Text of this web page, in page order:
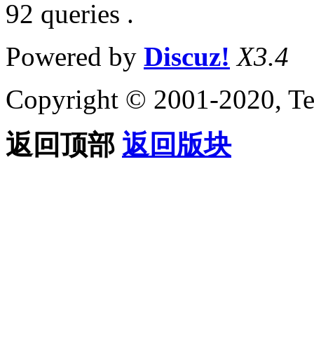
92 queries .
Powered by Discuz! X3.4
Copyright © 2001-2020,
返回顶部 返回版块